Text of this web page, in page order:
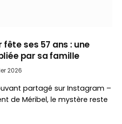
ses 57 ans : une
par sa famille
2026
partagé sur Instagram –
de Méribel, le mystère reste